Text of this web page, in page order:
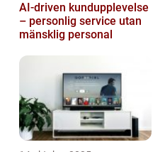
AI-driven kundupplevelse
– personlig service utan
mänsklig personal